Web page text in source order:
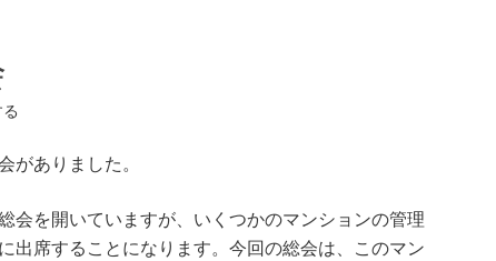
がありました。
会を開いていますが、いくつかのマンションの管理
出席することになります。今回の総会は、このマン